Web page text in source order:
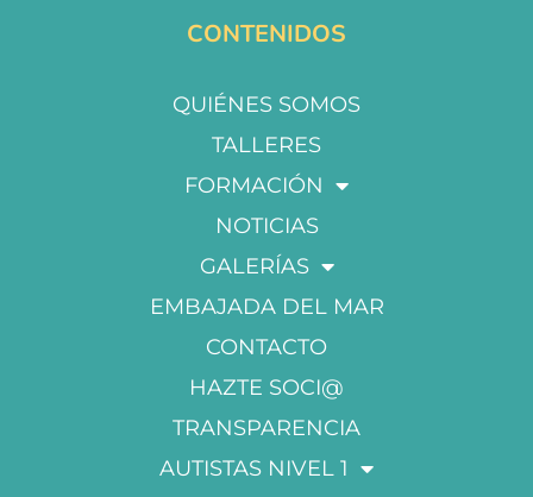
CONTENIDOS
QUIÉNES SOMOS
TALLERES
FORMACIÓN
NOTICIAS
GALERÍAS
EMBAJADA DEL MAR
CONTACTO
HAZTE SOCI@
TRANSPARENCIA
AUTISTAS NIVEL 1